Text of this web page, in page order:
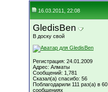
16.03.2011, 22:08
GledisBen
В доску свой
Регистрация: 24.01.2009
Адрес: Алматы
Сообщений: 1,781
Сказал(а) спасибо: 56
Поблагодарили 111 раз(а) в 60
сообщениях